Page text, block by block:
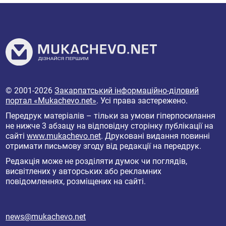
© 2001-2026Закарпатський інформаційно-діловий
портал «Mukachevo.net». Усі права застережено.
Передрук матеріалів – тільки за умови гіперпосилання
не нижче 3 абзацу на відповідну сторінку публікації на
сайтіwww.mukachevo.net. Друковані видання повинні
отримати письмову згоду від редакції на передрук.
Редакція може не розділяти думок чи поглядів,
висвітлених у авторських або рекламних
повідомленнях, розміщених на сайті.
news@mukachevo.net